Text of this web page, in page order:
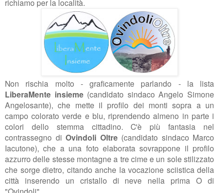
richiamo per la località.
Non rischia molto - graficamente parlando - la lista
LiberaMente insieme(candidato sindaco Angelo Simone
Angelosante), che mette il profilo dei monti sopra a un
campo colorato verde e blu, riprendendo almeno in parte i
colori dello stemma cittadino. C'è più fantasia nel
contrassegno di Ovindoli Oltre (candidato sindaco Marco
Iacutone), che a una foto elaborata sovrappone il profilo
azzurro delle stesse montagne a tre cime e un sole stilizzato
che sorge dietro, citando anche la vocazione sciistica della
città inserendo un cristallo di neve nella prima O di